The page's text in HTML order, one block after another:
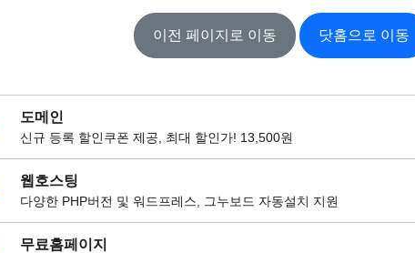
이전 페이지로 이동 닷홈으로 이동
도메인
신규 등록 할인쿠폰 제공, 최대 할인가! 13,500원
웹호스팅
다양한 PHP버전 및 워드프레스, 그누보드 자동설치 지원
무료홈페이지